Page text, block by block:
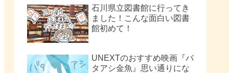
石川県立図書館に行ってき
ました！こんな面白い図書
館初めて！
UNEXTのおすすめ映画『バ
タアシ金魚』思い通りにな